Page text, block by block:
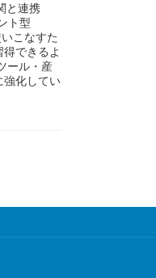
と連携
ト型
こなすた
できるよ
ール・産
強化してい